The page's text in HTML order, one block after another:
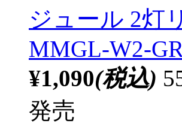
ジュール 2灯
MMGL-W2-
¥1,090(税込)
発売